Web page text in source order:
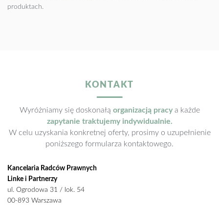
produktach.
KONTAKT
Wyróżniamy się doskonałą organizacją pracya każde
zapytanie traktujemy indywidualnie.
W celu uzyskania konkretnej oferty, prosimy o uzupełnienie
poniższego formularza kontaktowego.
Kancelaria Radców Prawnych
Linke i Partnerzy
ul. Ogrodowa 31 / lok. 54
00-893 Warszawa